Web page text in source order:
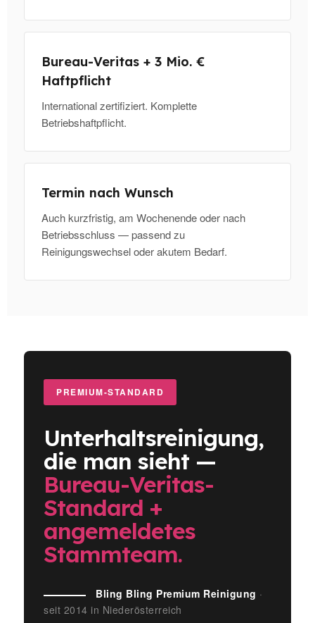
Bureau-Veritas + 3 Mio. €
Haftpflicht
International zertifiziert. Komplette
Betriebshaftpflicht.
Termin nach Wunsch
Auch kurzfristig, am Wochenende oder nach
Betriebsschluss — passend zu
Reinigungswechsel oder akutem Bedarf.
PREMIUM-STANDARD
Unterhaltsreinigung,
die man sieht —
Bureau-Veritas-
Standard +
angemeldetes
Stammteam.
Bling Bling Premium Reinigung ·
seit 2014 in Niederösterreich